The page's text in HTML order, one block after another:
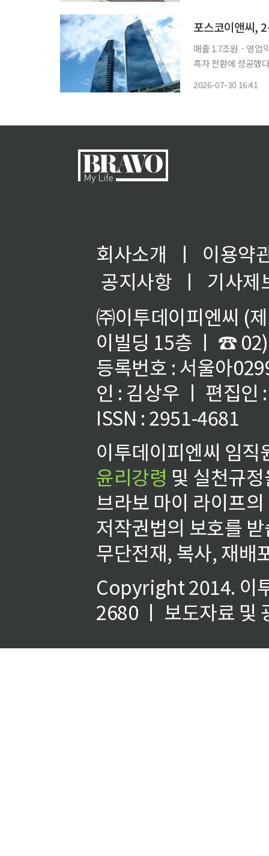
포스코이앤씨,
매출 1.7조원ㆍ영업익 440
흑자 전환에 성공했다. 30일 포스코홀딩스가 공시한 자료에 따르면 포스코이앤씨는 2
2026-07-30 16:41
회사소개 ㅣ
이용약
공지사항
ㅣ
기사제
㈜이투데이피엔씨 (
이빌딩 15층 ㅣ ☎
등록번호 : 서울아
인 : 김상우 ㅣ 편집인
ISSN : 2951-4681
이투데이피엔씨 임
윤리강령 및 실천규
브라보 마이 라이프
저작권법의 보호를
무단전재, 복사, 재배
Copyright 2014. 이
2680 ㅣ 보도자료